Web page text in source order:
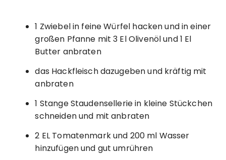
1 Zwiebel in feine Würfel hacken und in einer
großen Pfanne mit 3 El Olivenöl und 1 El
Butter anbraten
das Hackfleisch dazugeben und kräftig mit
anbraten
1 Stange Staudensellerie in kleine Stückchen
schneiden und mit anbraten
2 EL Tomatenmark und 200 ml Wasser
hinzufügen und gut umrühren